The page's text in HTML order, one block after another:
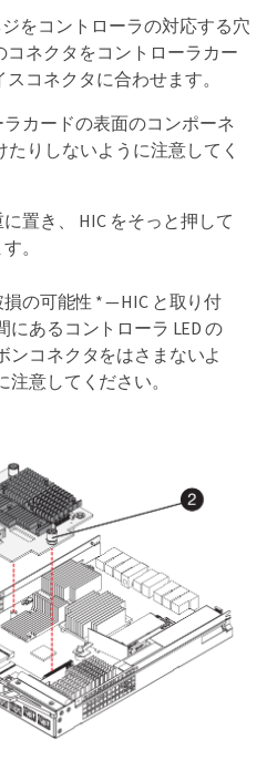
をコントローラの対応する穴
コネクタをコントローラカー
スコネクタに合わせます。
カードの表面のコンポーネ
りしないように注意してく
置き、 HIC をそっと押して
。
の可能性 * — HIC と取り付
にあるコントローラ LED の
ンコネクタをはさまないよ
注意してください。